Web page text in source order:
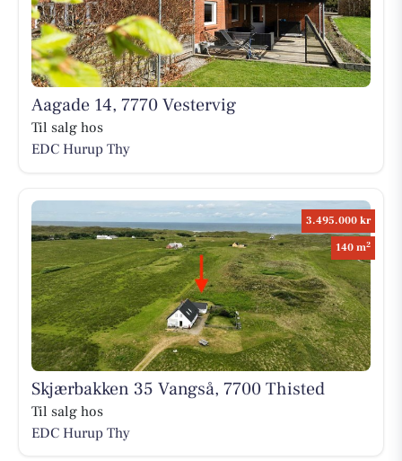
Aagade 14, 7770 Vestervig
Til salg hos
EDC Hurup Thy
3.495.000 kr
140 m2
Skjærbakken 35 Vangså, 7700 Thisted
Til salg hos
EDC Hurup Thy